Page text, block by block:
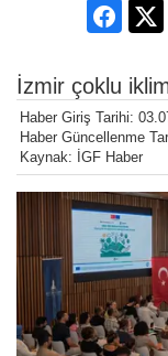
İzmir çoklu
Haber Giriş Tarihi:
Haber Güncellenme
Kaynak: İGF Haber